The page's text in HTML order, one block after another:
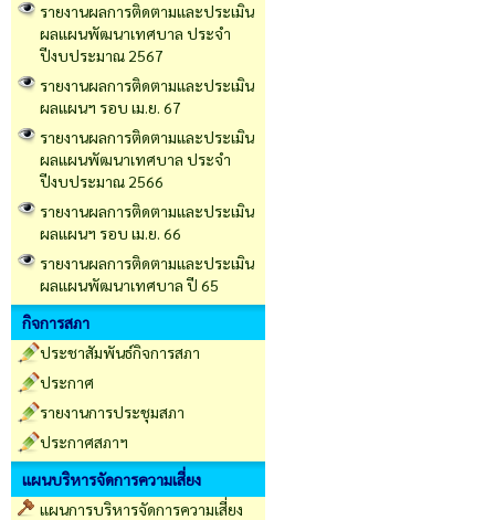
รายงานผลการติดตามและประเมิน
ผลแผนพัฒนาเทศบาล ประจำ
ปีงบประมาณ 2567
รายงานผลการติดตามและประเมิน
ผลแผนฯ รอบ เม.ย. 67
รายงานผลการติดตามและประเมิน
ผลแผนพัฒนาเทศบาล ประจำ
ปีงบประมาณ 2566
รายงานผลการติดตามและประเมิน
ผลแผนฯ รอบ เม.ย. 66
รายงานผลการติดตามและประเมิน
ผลแผนพัฒนาเทศบาล ปี 65
กิจการสภา
ประชาสัมพันธ์กิจการสภา
ประกาศ
รายงานการประชุมสภา
ประกาศสภาฯ
แผนบริหารจัดการความเสี่ยง
แผนการบริหารจัดการความเสี่ยง